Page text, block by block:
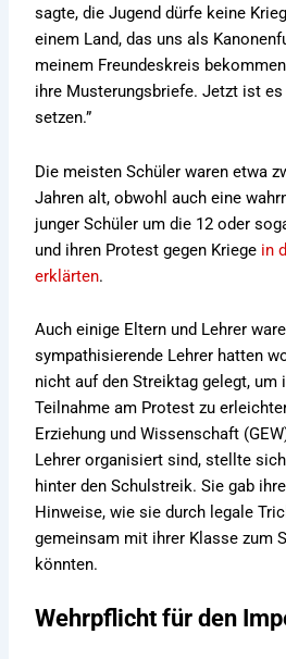
sagte, die Jugend dürfe keine
einem Land, das uns als
meinem Freundeskreis
ihre Musterungsbriefe. Jetzt ist
setzen.”
Die meisten Schüler waren etwa
Jahren alt, obwohl auch eine
junger Schüler um die 12 oder
und ihren Protest gegen Kriege in
erklärten.
Auch einige Eltern und Lehrer
sympathisierende Lehrer hatten
nicht auf den Streiktag gelegt, um
Teilnahme am Protest zu
Erziehung und Wissenschaft
Lehrer organisiert sind, stellte
hinter den Schulstreik. Sie gab
Hinweise, wie sie durch legale
gemeinsam mit ihrer Klasse zum
könnten.
Wehrpflicht für den